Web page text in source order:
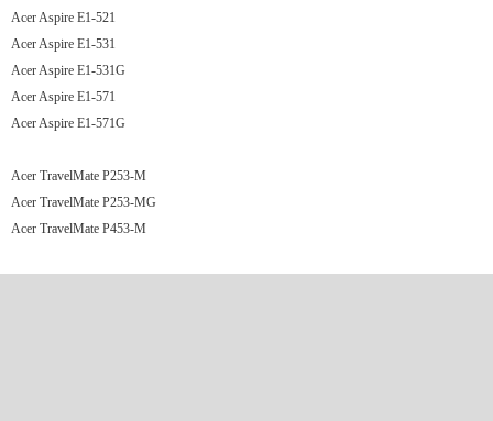
Acer Aspire E1-521
Acer Aspire E1-531
Acer Aspire E1-531G
Acer Aspire E1-571
Acer Aspire E1-571G
Acer TravelMate P253-M
Acer TravelMate P253-MG
Acer TravelMate P453-M